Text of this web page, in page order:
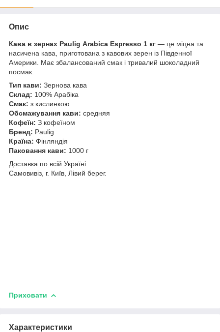
Опис
Кава в зернах Paulig Arabica Espresso 1 кг — це міцна та
насичена кава, приготована з кавових зерен із Південної
Америки. Має збалансований смак і тривалий шоколадний
посмак.
Тип кави: Зернова кава
Склад: 100% Арабіка
Смак: з кислинкою
Обсмажування кави: средняя
Кофеїн: З кофеїном
Бренд: Paulig
Країна: Фінляндія
Паковання кави: 1000 г
Доставка по всій Україні.
Самовивіз, г. Київ, Лівий берег.
Приховати
Характеристики